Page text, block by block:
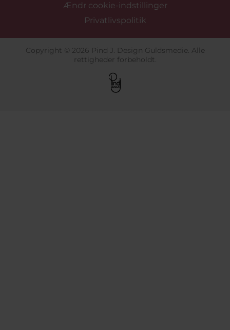
Ændr cookie-indstillinger
Privatlivspolitik
Copyright © 2026 Pind J. Design Guldsmedie. Alle
rettigheder forbeholdt.